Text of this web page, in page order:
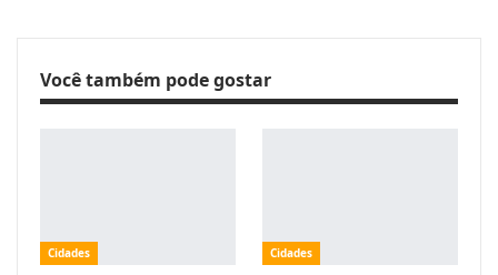
Você também pode gostar
Cidades Cidades